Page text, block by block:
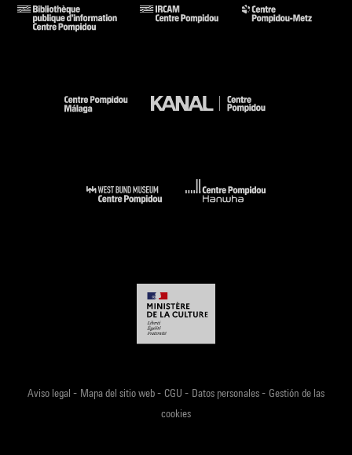
Aviso legal - Mapa del sitio web- CGU - Datos personales- Gestión de las
cookies